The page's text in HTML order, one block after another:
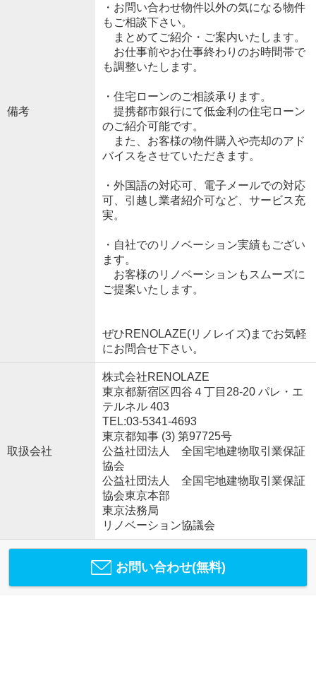
備考
・お問い合わせ物件以外の気になる物件
もご相談下さい。
まとめてご紹介・ご案内いたします。
お仕事前やお仕事終わりのお時間帯で
も調整いたします。
・住宅ローンのご相談承ります。
提携都市銀行にて低金利の住宅ローン
のご紹介可能です。
また、お客様の物件購入や売却のアド
バイスをさせていただきます。
・外国語の対応可、電子メールでの対応
可、引越し業者紹介可など、サービス充
実。
・自社でのリノベーション実績もござい
ます。
お客様のリノベーションもスムーズに
ご提案いたします。
ぜひRENOLAZE(リノレイズ)までお気軽
にお問合せ下さい。
取扱会社
株式会社RENOLAZE
東京都新宿区四谷４丁目28-20 パレ・エ
テルネル 403
TEL:03-5341-4693
東京都知事 (3) 第97725号
公益社団法人 全国宅地建物取引業保証
協会
公益社団法人 全国宅地建物取引業保証
協会東京本部
東京法務局
リノベーション協議会
お問い合わせ(無料)